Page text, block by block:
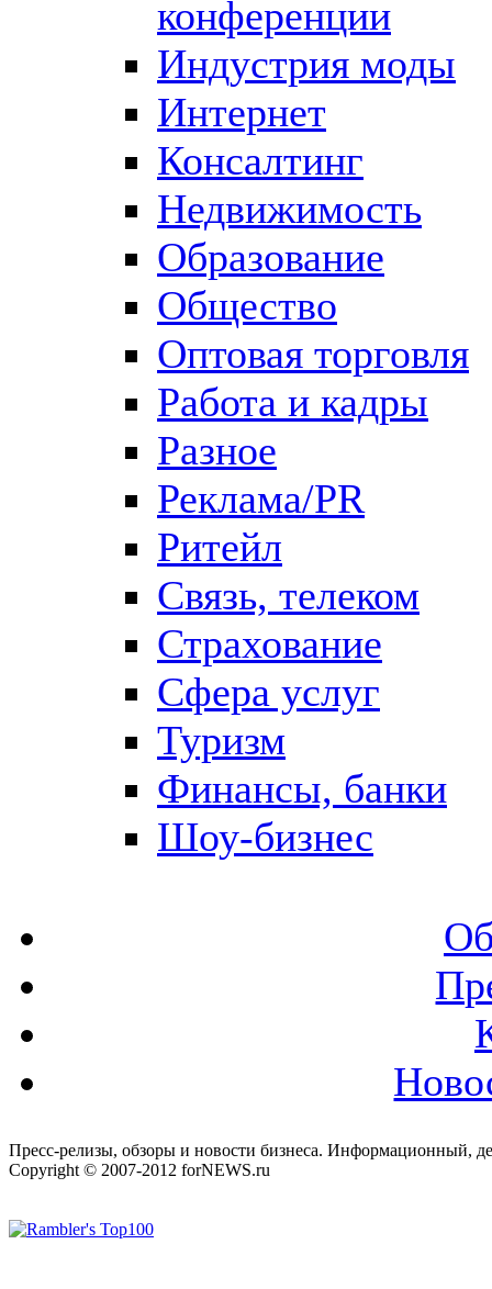
конференции
Индустрия моды
Интернет
Консалтинг
Недвижимость
Образование
Общество
Оптовая торговля
Работа и кадры
Разное
Реклама/PR
Ритейл
Связь, телеком
Страхование
Сфера услуг
Туризм
Финансы, банки
Шоу-бизнес
Пресс-релизы, обзоры и новости бизнеса. Информационный,
Copyright © 2007-2012 forNEWS.ru